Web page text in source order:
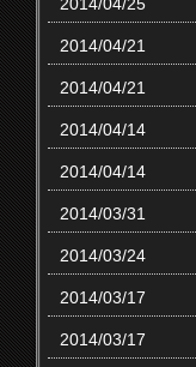
2014/04/21
2014/04/21
2014/04/14
2014/04/14
2014/03/31
2014/03/24
2014/03/17
2014/03/17